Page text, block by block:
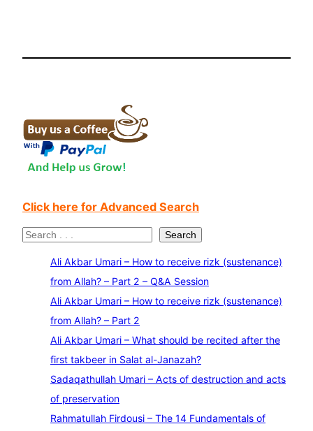
Click here for Advanced Search
S
Search
Ali Akbar Umari – How to receive rizk (sustenance)
from Allah? – Part 2 – Q&A Session
Ali Akbar Umari – How to receive rizk (sustenance)
from Allah? – Part 2
Ali Akbar Umari – What should be recited after the
first takbeer in Salat al-Janazah?
Sadaqathullah Umari – Acts of destruction and acts
of preservation
Rahmatullah Firdousi – The 14 Fundamentals of